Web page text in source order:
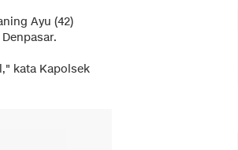
Ayu (42)
kata Kapolsek